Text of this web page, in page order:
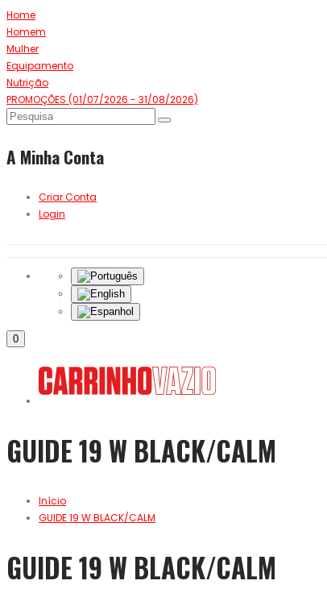
Home
Homem
Mulher
Equipamento
Nutrição
PROMOÇÕES (01/07/2026 - 31/08/2026)
A Minha Conta
Criar Conta
Login
0
GUIDE 19 W BLACK/CALM
Início
GUIDE 19 W BLACK/CALM
GUIDE 19 W BLACK/CALM